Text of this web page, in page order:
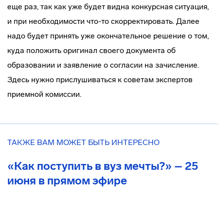
еще раз, так как уже будет видна конкурсная ситуация,
и при необходимости что-то скорректировать. Далее
надо будет принять уже окончательное решение о том,
куда положить оригинал своего документа об
образовании и заявление о согласии на зачисление.
Здесь нужно прислушиваться к советам экспертов
приемной комиссии.
ТАКЖЕ ВАМ МОЖЕТ БЫТЬ ИНТЕРЕСНО
«Как поступить в вуз мечты?» – 25
июня в прямом эфире